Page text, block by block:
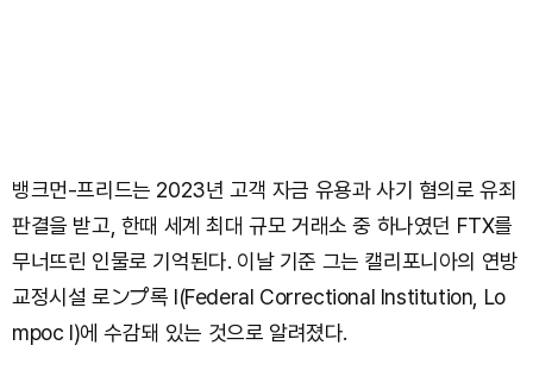
뱅크먼-프리드는 2023년 고객 자금 유용과 사기 혐의로 유죄
판결을 받고, 한때 세계 최대 규모 거래소 중 하나였던 FTX를
무너뜨린 인물로 기억된다. 이날 기준 그는 캘리포니아의 연방
교정시설 로ンプ록 I(Federal Correctional Institution, Lo
mpoc I)에 수감돼 있는 것으로 알려졌다.